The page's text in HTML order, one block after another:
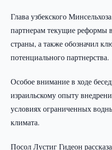
Глава узбекского
партнерам текущие реформы
страны, а также обозначил
потенциального партнерства.
Особое внимание в ходе
израильскому опыту
условиях ограниченных
климата.
Посол Лустиг Гидеон